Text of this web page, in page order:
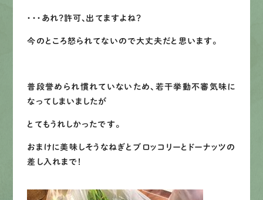
・・・あれ？許可、出てますよね？
今のところ怒られてないので大丈夫だと思います。
普段誉められ慣れていないため、若干挙動不審気味に
なってしまいましたが
とてもうれしかったです。
おまけに美味しそうなねぎとブロッコリーとドーナッツの
差し入れまで！